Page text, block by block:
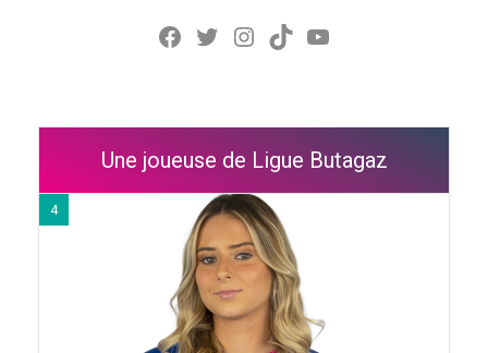
Facebook
Twitter
Instagram
TikTokYouTube
Une joueuse de Ligue Butagaz
4